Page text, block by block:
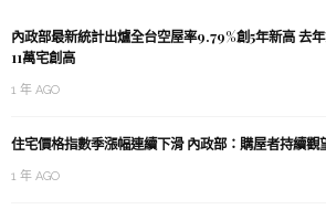
內政部最新統計出爐全台空屋率9.79%創5年新高 去
11萬宅創高
1 年 AGO
住宅價格指數季漲幅連續下滑 內政部：購屋者持續觀
1 年 AGO